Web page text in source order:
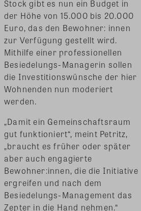
Stock gibt es nun ein Budget in
der Höhe von 15.000 bis 20.000
Euro, das den Bewohner: innen
zur Verfügung gestellt wird.
Mithilfe einer professionellen
Besiedelungs-Managerin sollen
die Investitionswünsche der hier
Wohnenden nun moderiert
werden.
„Damit ein Gemeinschaftsraum
gut funktioniert“, meint Petritz,
„braucht es früher oder später
aber auch engagierte
Bewohner:innen, die die Initiative
ergreifen und nach dem
Besiedelungs-Management das
Zepter in die Hand nehmen.“